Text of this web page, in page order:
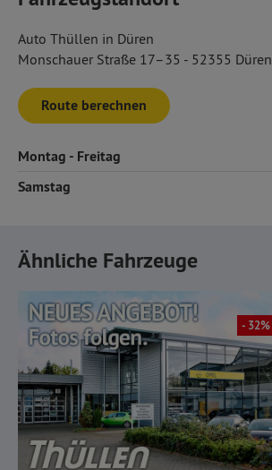
Auto Thüllen in Düren
Monschauer Straße 17–35 - 52355 Düren
Route berechnen
Montag - Freitag
Samstag
Ähnliche Fahrzeuge
- 32%